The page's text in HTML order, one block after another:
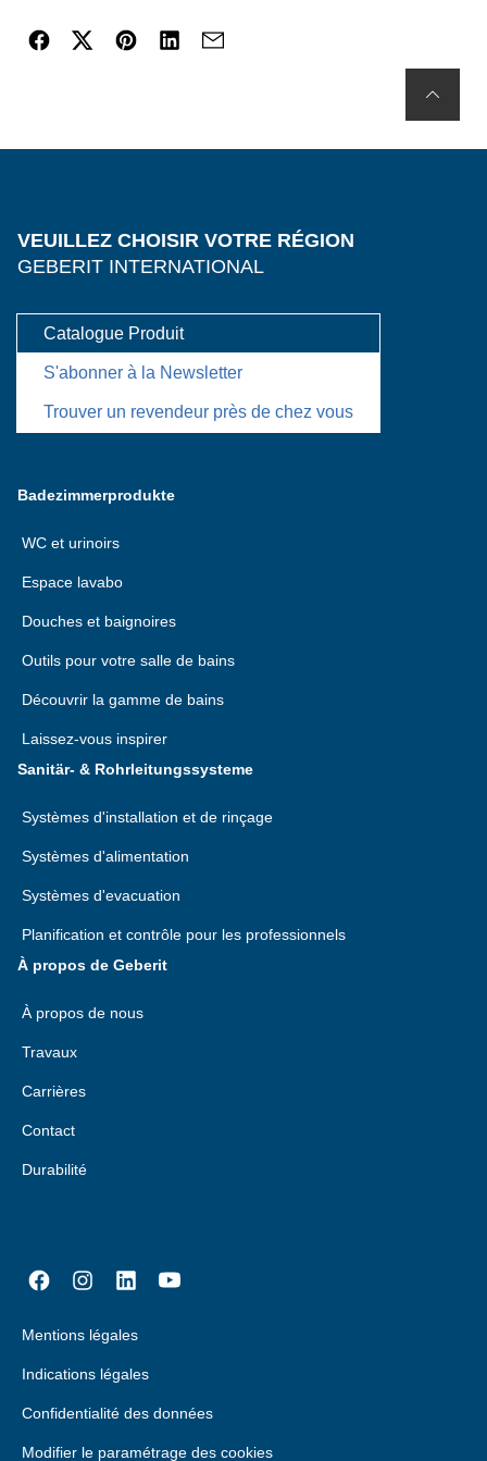
VEUILLEZ CHOISIR VOTRE RÉGION
GEBERIT INTERNATIONAL
Catalogue Produit
S'abonner à la Newsletter
Trouver un revendeur près de chez vous
Badezimmerprodukte
WC et urinoirs
Espace lavabo
Douches et baignoires
Outils pour votre salle de bains
Découvrir la gamme de bains
Laissez-vous inspirer
Sanitär- & Rohrleitungssysteme
Systèmes d'installation et de rinçage
Systèmes d'alimentation
Systèmes d'evacuation
Planification et contrôle pour les professionnels
À propos de Geberit
À propos de nous
Travaux
Carrières
Contact
Durabilité
Mentions légales
Indications légales
Confidentialité des données
Modifier le paramétrage des cookies